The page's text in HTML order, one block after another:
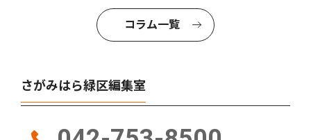
コラム一覧
さがみはら緑区編集室